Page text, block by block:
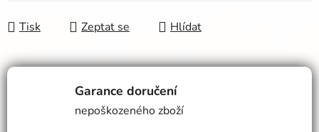
Tisk Zeptat se Hlídat
Garance doručení
nepoškozeného zboží